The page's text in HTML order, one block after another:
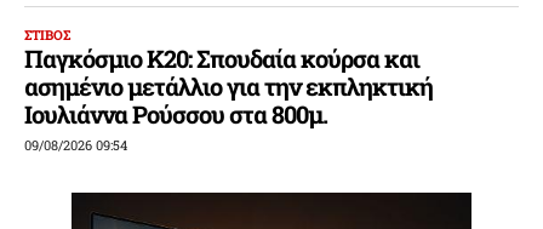
ΣΤΙΒΟΣ
Παγκόσμιο Κ20: Σπουδαία κούρσα και
ασημένιο μετάλλιο για την εκπληκτική
Ιουλιάννα Ρούσσου στα 800μ.
09/08/2026 09:54